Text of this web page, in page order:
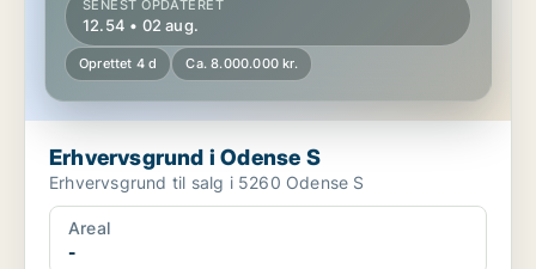
SENEST OPDATERET
12.54 • 02 aug.
Oprettet 4 d Ca. 8.000.000 kr.
Erhvervsgrund i Odense S
Erhvervsgrund til salg i 5260 Odense S
Areal
-